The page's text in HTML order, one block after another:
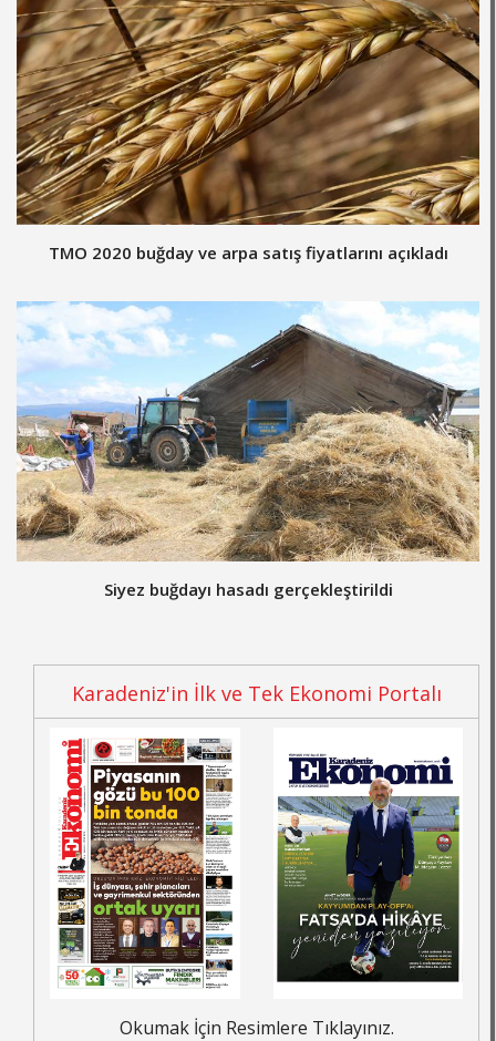
TMO 2020 buğday ve arpa satış fiyatlarını açıkladı
Siyez buğdayı hasadı gerçekleştirildi
Karadeniz'in İlk ve Tek Ekonomi Portalı
Okumak İçin Resimlere Tıklayınız.